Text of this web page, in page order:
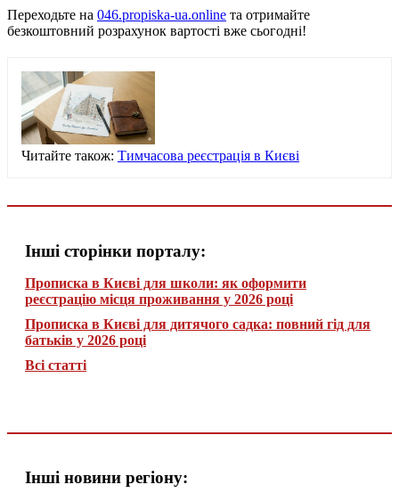
Переходьте на 046.propiska-ua.online та отримайте
безкоштовний розрахунок вартості вже сьогодні!
Читайте також: Тимчасова реєстрація в Києві
Інші сторінки порталу:
Прописка в Києві для школи: як оформити
реєстрацію місця проживання у 2026 році
Прописка в Києві для дитячого садка: повний гід для
батьків у 2026 році
Всі статті
Інші новини регіону: